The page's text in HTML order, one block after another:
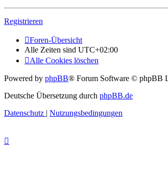
Registrieren
Foren-Übersicht
Alle Zeiten sind UTC+02:00
Alle Cookies löschen
Powered by phpBB® Forum Software © phpBB
Deutsche Übersetzung durch phpBB.de
Datenschutz | Nutzungsbedingungen